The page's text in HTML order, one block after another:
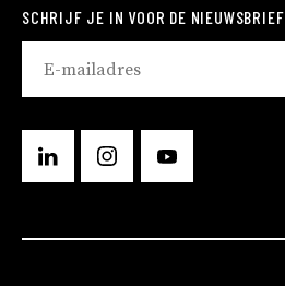
SCHRIJF JE IN VOOR DE NIEUWSBRIEF